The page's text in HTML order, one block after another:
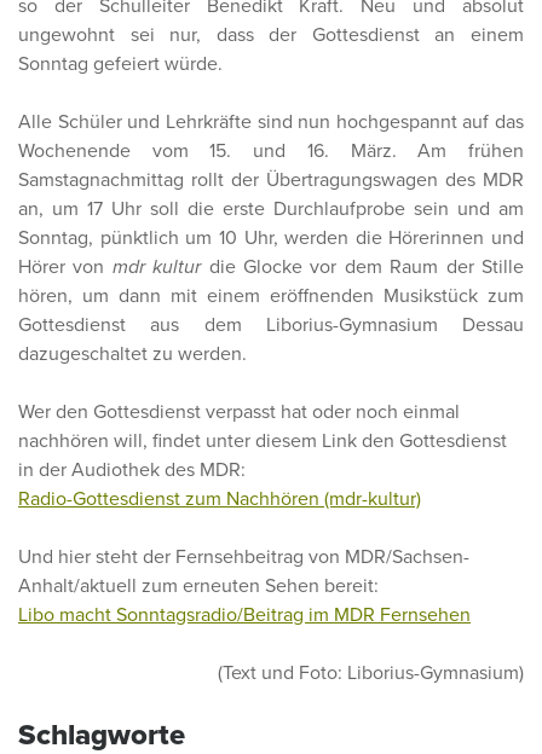
so der Schulleiter Benedikt Kraft. Neu und absolut
ungewohnt sei nur, dass der Gottesdienst an einem
Sonntag gefeiert würde.
Alle Schüler und Lehrkräfte sind nun hochgespannt auf das
Wochenende vom 15. und 16. März. Am frühen
Samstagnachmittag rollt der Übertragungswagen des MDR
an, um 17 Uhr soll die erste Durchlaufprobe sein und am
Sonntag, pünktlich um 10 Uhr, werden die Hörerinnen und
Hörer von mdr kultur die Glocke vor dem Raum der Stille
hören, um dann mit einem eröffnenden Musikstück zum
Gottesdienst aus dem Liborius-Gymnasium Dessau
dazugeschaltet zu werden.
Wer den Gottesdienst verpasst hat oder noch einmal
nachhören will, findet unter diesem Link den Gottesdienst
in der Audiothek des MDR:
Radio-Gottesdienst zum Nachhören (mdr-kultur)
Und hier steht der Fernsehbeitrag von MDR/Sachsen-
Anhalt/aktuell zum erneuten Sehen bereit:
Libo macht Sonntagsradio/Beitrag im MDR Fernsehen
(Text und Foto: Liborius-Gymnasium)
Schlagworte